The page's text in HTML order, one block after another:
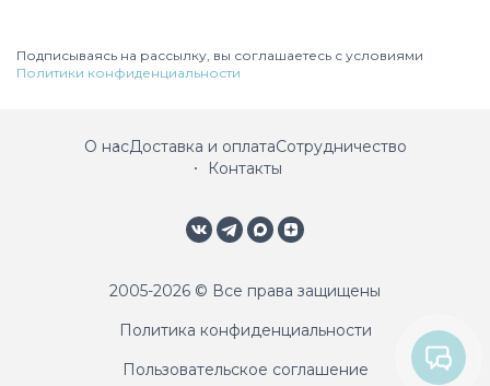
Подписываясь на рассылку, вы соглашаетесь с условиями
Политики конфиденциальности
О насДоставка и оплатаСотрудничество
Контакты
2005-2026 © Все права защищены
Политика конфиденциальности
Пользовательское соглашение